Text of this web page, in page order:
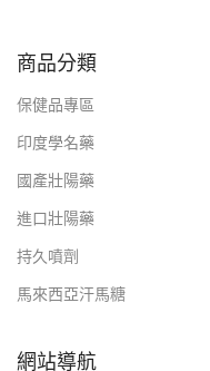
商品分類
保健品專區
印度學名藥
國產壯陽藥
進口壯陽藥
持久噴劑
馬來西亞汗馬糖
網站導航